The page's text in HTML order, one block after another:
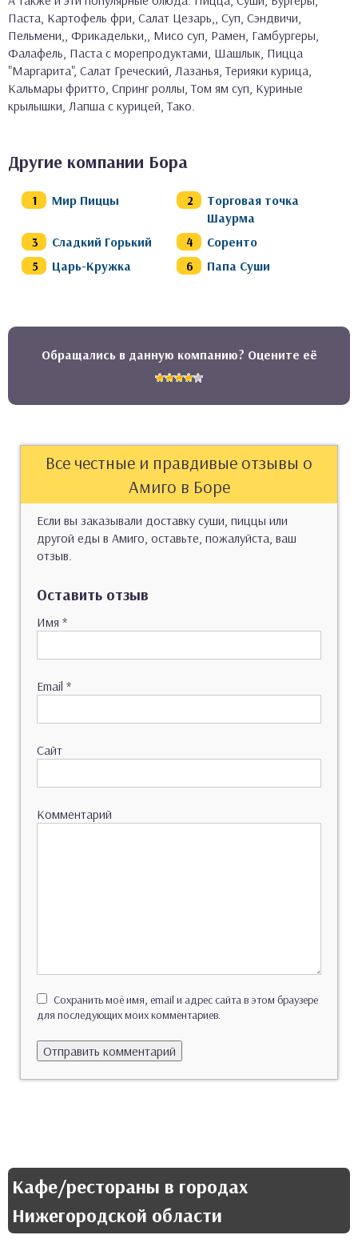
Паста, Картофель фри, Салат Цезарь,, Суп, Сэндвичи,
Пельмени,, Фрикадельки,, Мисо суп, Рамен, Гамбургеры,
Фалафель, Паста с морепродуктами, Шашлык, Пицца
"Маргарита", Салат Греческий, Лазанья, Терияки курица,
Кальмары фритто, Спринг роллы, Том ям суп, Куриные
крылышки, Лапша с курицей, Тако.
Другие компании Бора
Мир Пиццы
Торговая точка
Шаурма
Сладкий Горький
Соренто
Царь-Кружка
Папа Суши
Обращались в данную компанию? Оцените её
Все честные и правдивые отзывы о
Амиго в Боре
Если вы заказывали доставку суши, пиццы или
другой еды в Амиго, оставьте, пожалуйста, ваш
отзыв.
Оставить отзыв
Имя *
Email *
Сайт
Комментарий
Сохранить моё имя, email и адрес сайта в этом браузере
для последующих моих комментариев.
Кафе/рестораны в городах
Нижегородской области